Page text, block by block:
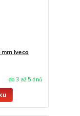
Iveco
do 3 až 5 dnů